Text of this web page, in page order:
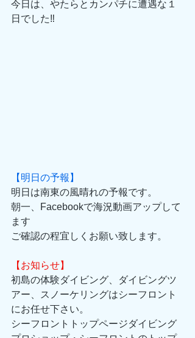
今日は、やたらとカンパチに遭遇な１
日でした‼
【明日の予報】
明日は南東の風晴れの予報です。
朝一、Facebookで海況動画アップして
ます
ご確認の程宜しくお願い致します。
【お知らせ】
初島の体験ダイビング、ダイビングツ
アー、スノーケリングはシーフロント
にお任せ下さい。
シーフロントトップページダイビング